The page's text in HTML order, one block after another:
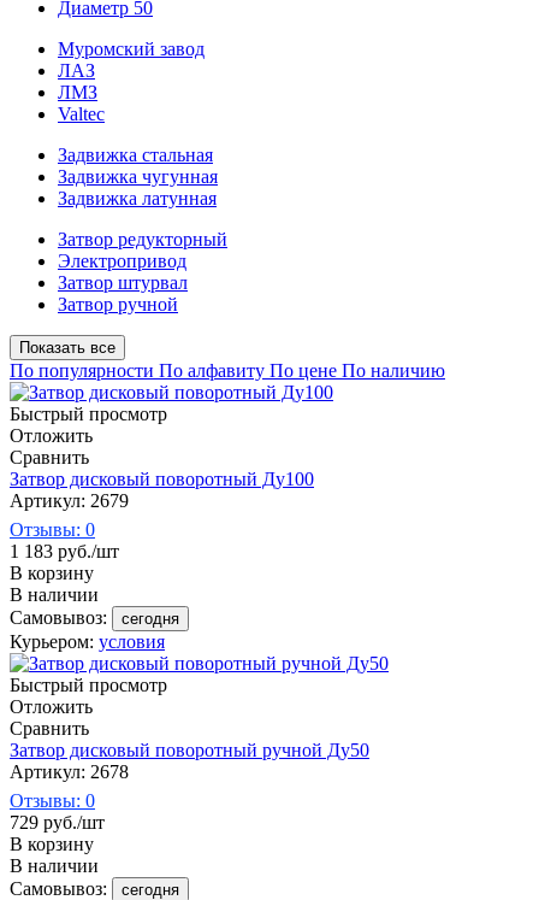
Диаметр 50
Муромский завод
ЛАЗ
ЛМЗ
Valtec
Задвижка стальная
Задвижка чугунная
Задвижка латунная
Затвор редукторный
Электропривод
Затвор штурвал
Затвор ручной
Показать все
По популярности По алфавиту По цене По наличию
Быстрый просмотр
Отложить
Сравнить
Затвор дисковый поворотный Ду100
Артикул: 2679
Отзывы: 0
1 183 руб./шт
В корзину
В наличии
Самовывоз:
сегодня
Курьером: условия
Быстрый просмотр
Отложить
Сравнить
Затвор дисковый поворотный ручной Ду50
Артикул: 2678
Отзывы: 0
729 руб./шт
В корзину
В наличии
Самовывоз:
сегодня